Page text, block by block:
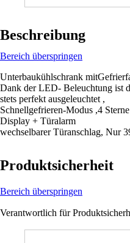
Beschreibung
Bereich überspringen
Unterbaukühlschrank
Dank der LED- Beleuchtung ist
stets perfekt ausgeleuchtet ,
Schnellgefrieren-Modus ,4
Display + Türalarm
wechselbarer Türanschlag, Nur
Produktsicherheit
Bereich überspringen
Verantwortlich für